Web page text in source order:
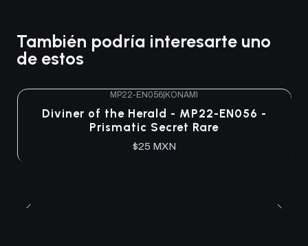
También podría interesarte uno
de estos
Agotado
MP22-EN056|KONAMI
Diviner of the Herald - MP22-EN056 -
Prismatic Secret Rare
$25 MXN